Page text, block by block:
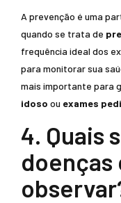
A prevenção é uma
quando se trata de
frequência ideal dos
para monitorar sua
mais importante para
idoso ou exames
4. Quais
doenças